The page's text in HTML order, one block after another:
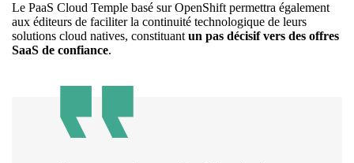
Le PaaS Cloud Temple basé sur OpenShift permettra également
aux éditeurs de faciliter la continuité technologique de leurs
solutions cloud natives, constituant un pas décisif vers des offres
SaaS de confiance.